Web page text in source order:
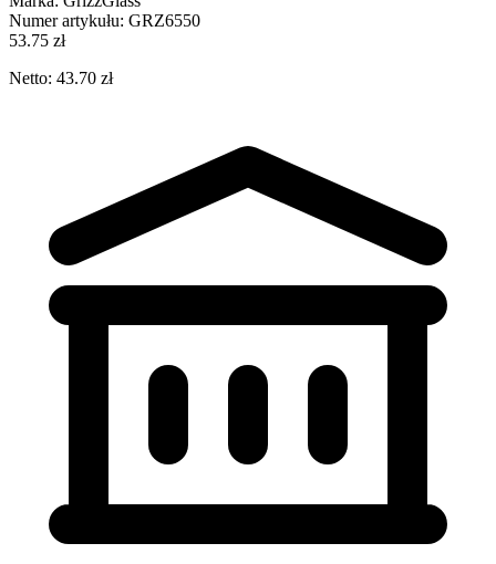
Numer artykułu: GRZ6550
53.75 zł
Netto: 43.70 zł